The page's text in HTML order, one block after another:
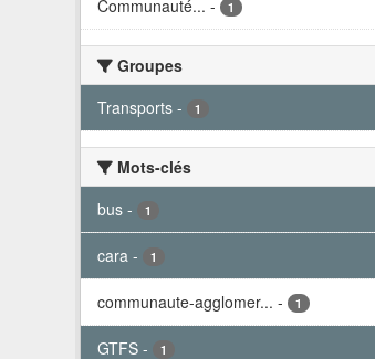
Communauté... - 1
Groupes
Transports - 1
Mots-clés
bus - 1
cara - 1
communaute-agglomer... - 1
GTFS - 1